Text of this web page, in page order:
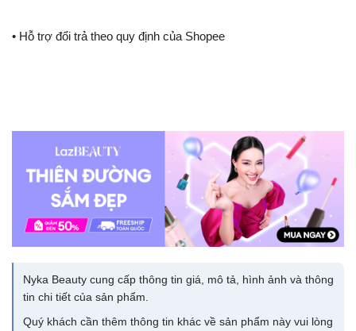
• Hỗ trợ đổi trả theo quy định của Shopee
Nyka Beauty cung cấp thông tin giá, mô tả, hình ảnh và thông
tin chi tiết của sản phẩm.
Quý khách cần thêm thông tin khác về sản phẩm này vui lòng